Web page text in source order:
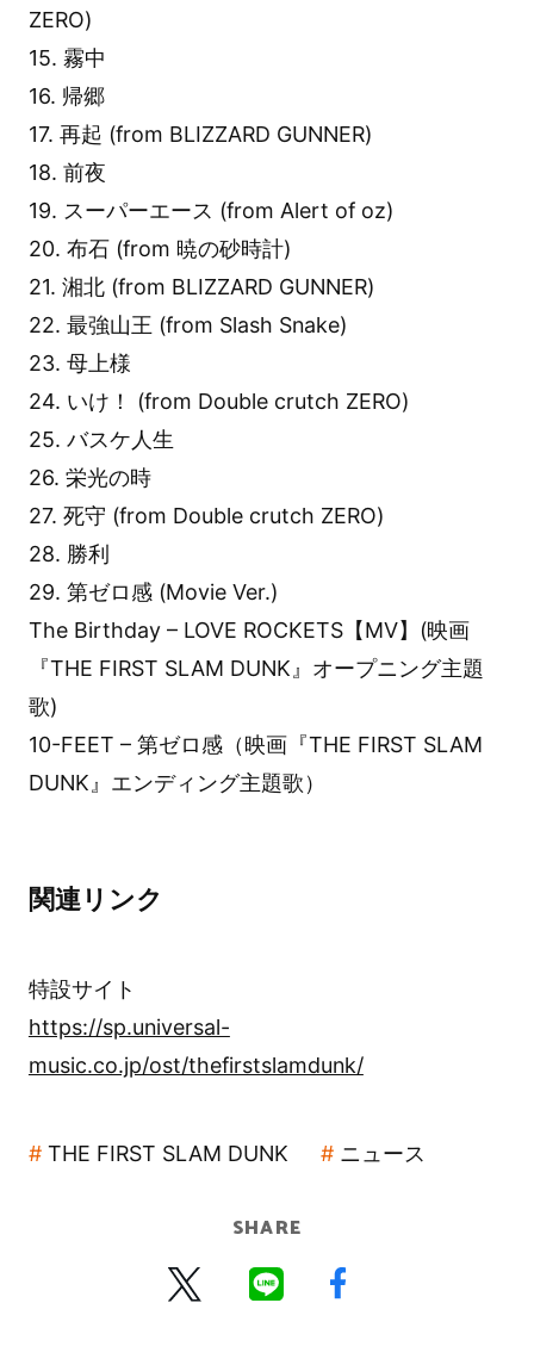
ZERO)
15. 霧中
16. 帰郷
17. 再起 (from BLIZZARD GUNNER)
18. 前夜
19. スーパーエース (from Alert of oz)
20. 布石 (from 暁の砂時計)
21. 湘北 (from BLIZZARD GUNNER)
22. 最強山王 (from Slash Snake)
23. 母上様
24. いけ！ (from Double crutch ZERO)
25. バスケ人生
26. 栄光の時
27. 死守 (from Double crutch ZERO)
28. 勝利
29. 第ゼロ感 (Movie Ver.)
The Birthday – LOVE ROCKETS【MV】(映画
『THE FIRST SLAM DUNK』オープニング主題
歌)
10-FEET – 第ゼロ感（映画『THE FIRST SLAM
DUNK』エンディング主題歌）
関連リンク
特設サイト
https://sp.universal-
music.co.jp/ost/thefirstslamdunk/
THE FIRST SLAM DUNK ニュース
SHARE